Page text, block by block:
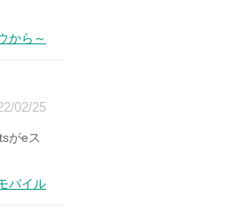
から～
02/25
がeス
バイル